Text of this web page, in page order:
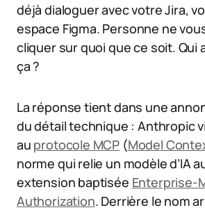
déjà dialoguer avec votre Jira,
espace Figma. Personne ne
cliquer sur quoi que ce soit. Qui
ça ?
La réponse tient dans une
du détail technique : Anthropic
au protocole MCP (Model
norme qui relie un modèle d’IA
extension baptisée Enterprise-
Authorization. Derrière le nom